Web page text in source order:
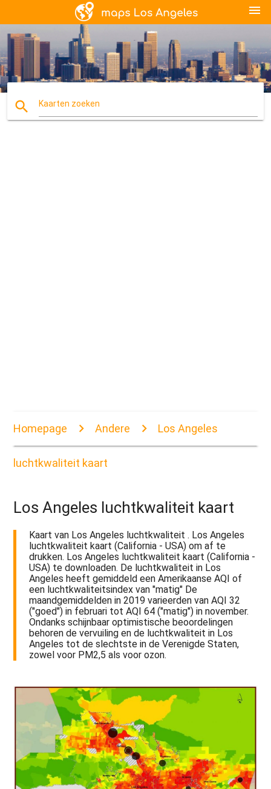
menu
search Kaarten zoeken
Homepage Andere Los Angeles
luchtkwaliteit kaart
Los Angeles luchtkwaliteit kaart
Kaart van Los Angeles luchtkwaliteit . Los Angeles
luchtkwaliteit kaart (California - USA) om af te
drukken. Los Angeles luchtkwaliteit kaart (California -
USA) te downloaden. De luchtkwaliteit in Los
Angeles heeft gemiddeld een Amerikaanse AQI of
een luchtkwaliteitsindex van "matig" De
maandgemiddelden in 2019 varieerden van AQI 32
("goed") in februari tot AQI 64 ("matig") in november.
Ondanks schijnbaar optimistische beoordelingen
behoren de vervuiling en de luchtkwaliteit in Los
Angeles tot de slechtste in de Verenigde Staten,
zowel voor PM2,5 als voor ozon.